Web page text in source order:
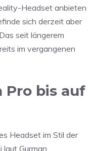
Headset anbieten
sich derzeit aber
seit längerem
im vergangenen
Pro bis auf
Headset im Stil der
laut Gurman